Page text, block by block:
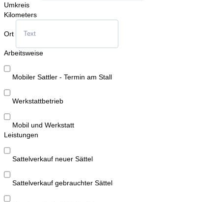
Umkreis
Kilometers
Ort
Arbeitsweise
Mobiler Sattler - Termin am Stall
Werkstattbetrieb
Mobil und Werkstatt
Leistungen
Sattelverkauf neuer Sättel
Sattelverkauf gebrauchter Sättel